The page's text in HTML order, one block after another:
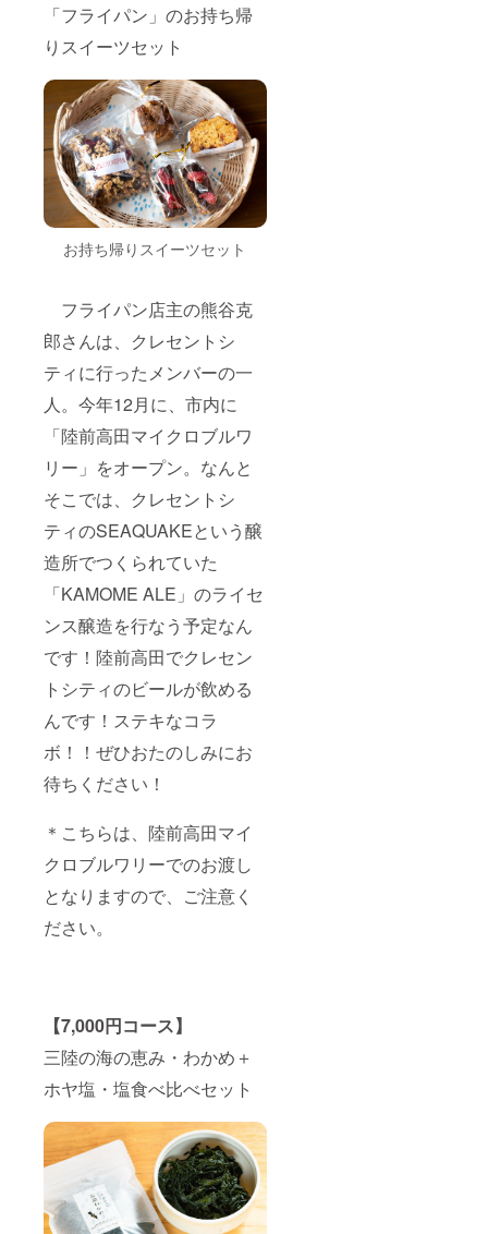
「フライパン」のお持ち帰
りスイーツセット
お持ち帰りスイーツセット
フライパン店主の熊谷克
郎さんは、クレセントシ
ティに行ったメンバーの一
人。今年12月に、市内に
「陸前高田マイクロブルワ
リー」をオープン。なんと
そこでは、クレセントシ
ティのSEAQUAKEという醸
造所でつくられていた
「KAMOME ALE」のライセ
ンス醸造を行なう予定なん
です！陸前高田でクレセン
トシティのビールが飲める
んです！ステキなコラ
ボ！！ぜひおたのしみにお
待ちください！
＊こちらは、陸前高田マイ
クロブルワリーでのお渡し
となりますので、ご注意く
ださい。
【7,000円コース】
三陸の海の恵み・わかめ＋
ホヤ塩・塩食べ比べセット